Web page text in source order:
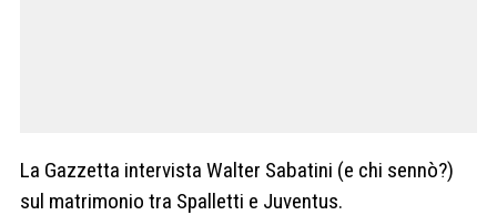
La Gazzetta intervista Walter Sabatini (e chi sennò?)
sul matrimonio tra Spalletti e Juventus.